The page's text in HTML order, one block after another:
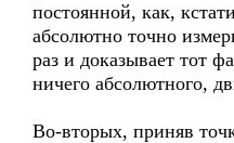
постоянной, как,
абсолютно точно
раз и доказывает тот
ничего абсолютного,
Во-вторых, приняв